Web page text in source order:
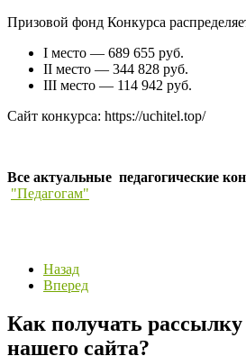
Призовой фонд Конкурса
I место — 689 655 руб.
II место — 344 828 руб.
III место — 114 942 руб.
Сайт конкурса: https://uchitel.top/
Все актуальные педагогические
"Педагогам"
Назад
Вперед
Как получать рассылку
нашего сайта?